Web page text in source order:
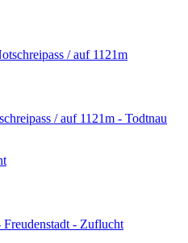
/ auf 1121m - Todtnau
- Zuflucht